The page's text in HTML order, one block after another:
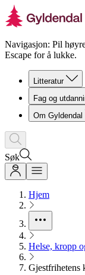
Navigasjon: Pil
Escape for å lukke.
Litteratur
Fag og
Om Gyldendal
Søk
Hjem
Helse, kropp
Gjestfrihetens